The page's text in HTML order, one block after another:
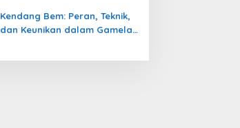
Kendang Bem: Peran, Teknik,
dan Keunikan dalam Gamelan